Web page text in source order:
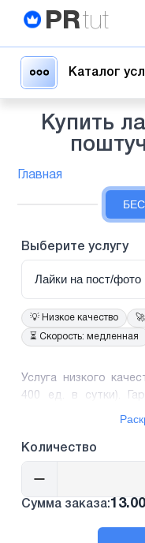
PRtut
Каталог
Купить
Главная
Выберите услугу
Лайки на пост/
💡 Низкое качество 🚀
⏳ Скорость: медленная
Услуга низкого
400 ед. в сутки).
может произойти
достигать 50 минут.
Количество
Сумма заказа: